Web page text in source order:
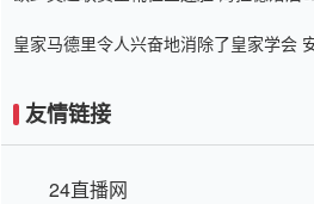
皇家马德里令人兴奋地消除了皇家学会
友情链接
24直播网